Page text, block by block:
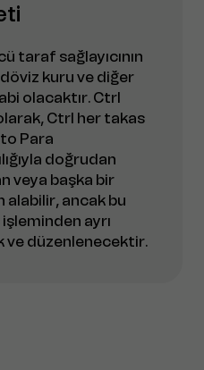
taraf sağlayıcının
kuru ve diğer
olacaktır. Ctrl
olarak, Ctrl her takas
Para
doğrudan
veya başka bir
alabilir, ancak bu
ayrı
ve düzenlenecektir.